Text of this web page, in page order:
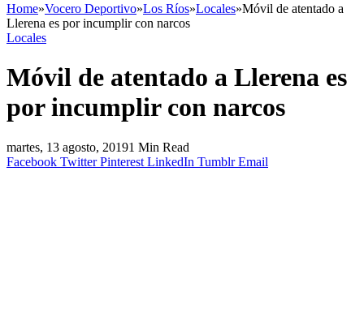
Home»Vocero Deportivo»Los Ríos»Locales»Móvil de atentado a
Llerena es por incumplir con narcos
Locales
Móvil de atentado a Llerena es
por incumplir con narcos
martes, 13 agosto, 20191 Min Read
Facebook Twitter Pinterest LinkedIn Tumblr Email